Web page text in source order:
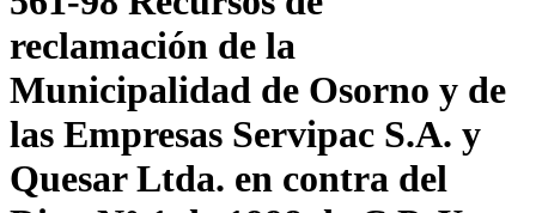
reclamación de la
Municipalidad de Osorno y de
las Empresas Servipac S.A. y
Quesar Ltda. en contra del